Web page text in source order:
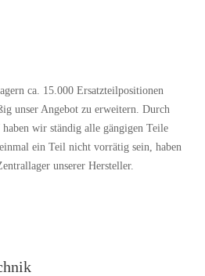
ca. 15.000 Ersatzteilpositionen
unser Angebot zu erweitern. Durch
wir ständig alle gängigen Teile
ein Teil nicht vorrätig sein, haben
unserer Hersteller.